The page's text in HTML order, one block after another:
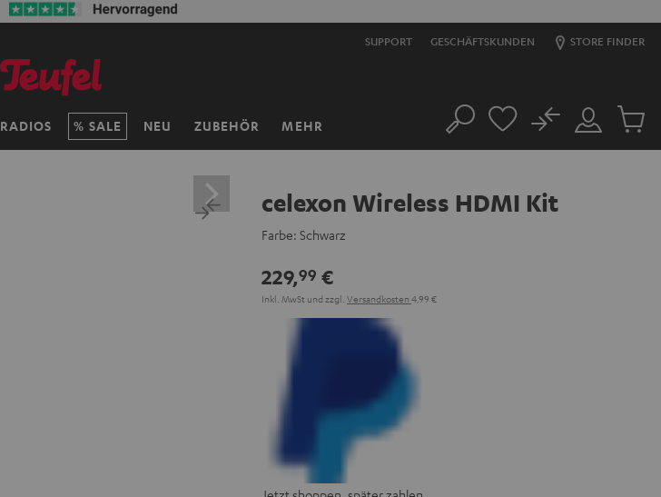
SUPPORT GESCHÄFTSKUNDEN STORE FINDER
RADIOS SALE NEU ZUBEHÖR MEHR Suche
Mein
Konto
No
Artikel
celexon Wireless HDMI Kit
Farbe: Schwarz
229,99 €
Inkl. MwSt und zzgl. Versandkosten 4,99 €